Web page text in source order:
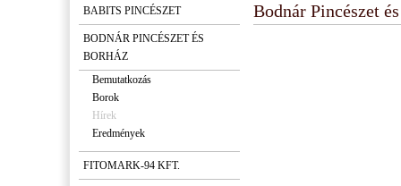
BABITS PINCÉSZET
BODNÁR PINCÉSZET ÉS
BORHÁZ
Bemutatkozás
Borok
Hírek
Eredmények
FITOMARK-94 KFT.
Bodnár Pincészet